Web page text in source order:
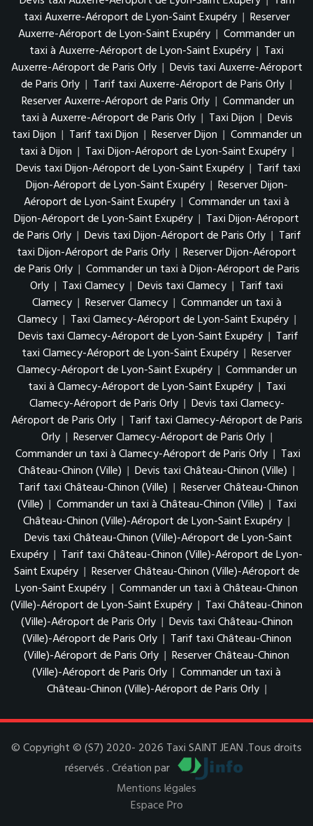
taxi Auxerre-Aéroport de Lyon-Saint Exupéry | Reserver
Auxerre-Aéroport de Lyon-Saint Exupéry | Commander un
taxi à Auxerre-Aéroport de Lyon-Saint Exupéry | Taxi
Auxerre-Aéroport de Paris Orly | Devis taxi Auxerre-Aéroport
de Paris Orly | Tarif taxi Auxerre-Aéroport de Paris Orly |
Reserver Auxerre-Aéroport de Paris Orly | Commander un
taxi à Auxerre-Aéroport de Paris Orly | Taxi Dijon | Devis
taxi Dijon | Tarif taxi Dijon | Reserver Dijon | Commander un
taxi à Dijon | Taxi Dijon-Aéroport de Lyon-Saint Exupéry |
Devis taxi Dijon-Aéroport de Lyon-Saint Exupéry | Tarif taxi
Dijon-Aéroport de Lyon-Saint Exupéry | Reserver Dijon-
Aéroport de Lyon-Saint Exupéry | Commander un taxi à
Dijon-Aéroport de Lyon-Saint Exupéry | Taxi Dijon-Aéroport
de Paris Orly | Devis taxi Dijon-Aéroport de Paris Orly | Tarif
taxi Dijon-Aéroport de Paris Orly | Reserver Dijon-Aéroport
de Paris Orly | Commander un taxi à Dijon-Aéroport de Paris
Orly | Taxi Clamecy | Devis taxi Clamecy | Tarif taxi
Clamecy | Reserver Clamecy | Commander un taxi à
Clamecy | Taxi Clamecy-Aéroport de Lyon-Saint Exupéry |
Devis taxi Clamecy-Aéroport de Lyon-Saint Exupéry | Tarif
taxi Clamecy-Aéroport de Lyon-Saint Exupéry | Reserver
Clamecy-Aéroport de Lyon-Saint Exupéry | Commander un
taxi à Clamecy-Aéroport de Lyon-Saint Exupéry | Taxi
Clamecy-Aéroport de Paris Orly | Devis taxi Clamecy-
Aéroport de Paris Orly | Tarif taxi Clamecy-Aéroport de Paris
Orly | Reserver Clamecy-Aéroport de Paris Orly |
Commander un taxi à Clamecy-Aéroport de Paris Orly | Taxi
Château-Chinon (Ville) | Devis taxi Château-Chinon (Ville) |
Tarif taxi Château-Chinon (Ville) | Reserver Château-Chinon
(Ville) | Commander un taxi à Château-Chinon (Ville) | Taxi
Château-Chinon (Ville)-Aéroport de Lyon-Saint Exupéry |
Devis taxi Château-Chinon (Ville)-Aéroport de Lyon-Saint
Exupéry | Tarif taxi Château-Chinon (Ville)-Aéroport de Lyon-
Saint Exupéry | Reserver Château-Chinon (Ville)-Aéroport de
Lyon-Saint Exupéry | Commander un taxi à Château-Chinon
(Ville)-Aéroport de Lyon-Saint Exupéry | Taxi Château-Chinon
(Ville)-Aéroport de Paris Orly | Devis taxi Château-Chinon
(Ville)-Aéroport de Paris Orly | Tarif taxi Château-Chinon
(Ville)-Aéroport de Paris Orly | Reserver Château-Chinon
(Ville)-Aéroport de Paris Orly | Commander un taxi à
Château-Chinon (Ville)-Aéroport de Paris Orly |
© Copyright © (S7) 2020- 2026 Taxi SAINT JEAN .Tous droits
réservés . Création par
Mentions légales
Espace Pro